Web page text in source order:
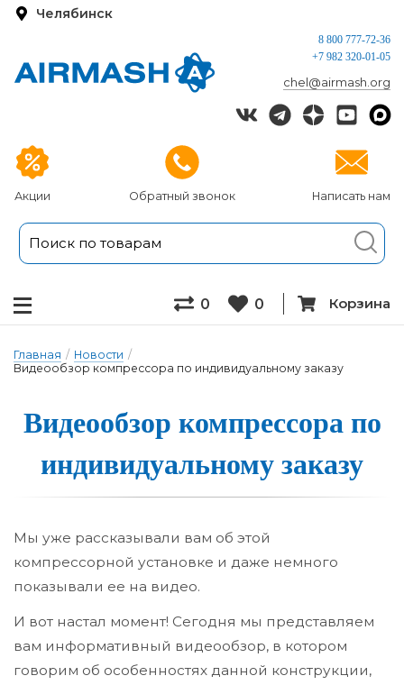
Челябинск
Акции Обратный звонок Написать нам
8 800 777-72-36
+7 982 320-01-05
chel@airmash.org
0 0 Корзина
Главная / Новости /
Видеообзор компрессора по индивидуальному заказу
Видеооб­зор ком­прес­со­ра по
ин­ди­ви­ду­аль­но­му за­ка­зу
Мы уже рассказывали вам об этой
компрессорной установке и даже немного
показывали ее на видео.
И вот настал момент! Сегодня мы представляем
вам информативный видеообзор, в котором
говорим об особенностях данной конструкции,